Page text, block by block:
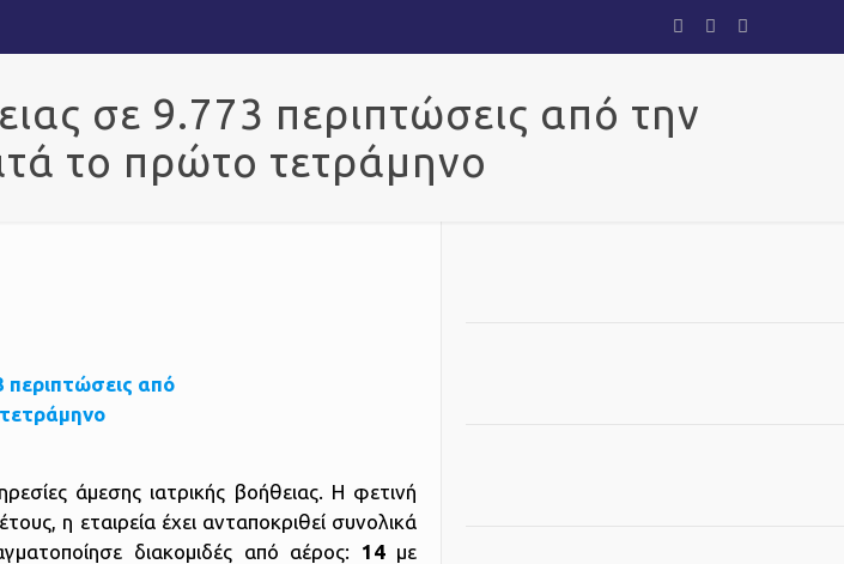
σε 9.773 περιπτώσεις από την
το πρώτο τετράμηνο
άμεσης ιατρικής βοήθειας. Η φετινή
η εταιρεία έχει ανταποκριθεί συνολικά
διακομιδές από αέρος: 14με